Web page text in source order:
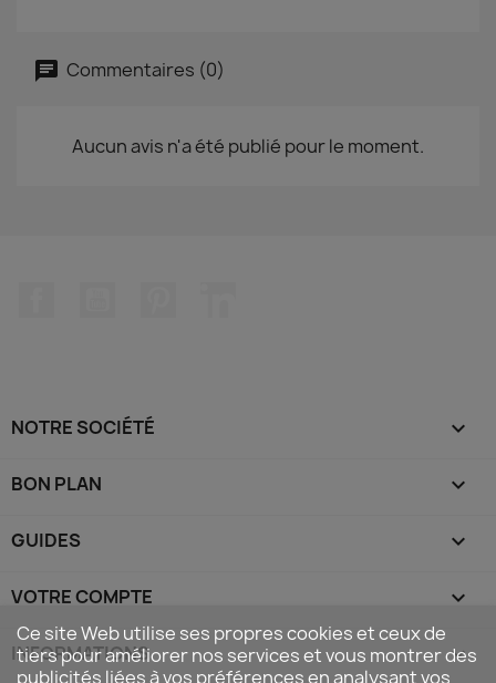
Commentaires (0)
Aucun avis n'a été publié pour le moment.
NOTRE SOCIÉTÉ 
BON PLAN 
GUIDES 
VOTRE COMPTE 
INFORMATIONS keyboard_arrow_down
Ce site Web utilise ses propres cookies et ceux de
tiers pour améliorer nos services et vous montrer des
publicités liées à vos préférences en analysant vos